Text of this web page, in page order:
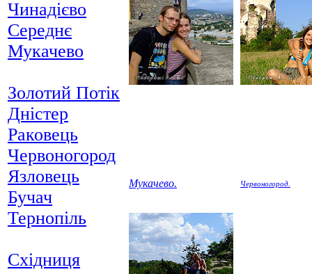
Чинадієво
Середнє
Мукачево
Золотий Потік
Дністер
Раковець
Червоногород
Язловець
Бучач
Тернопіль
Східниця
Мукачево. Червоногород.